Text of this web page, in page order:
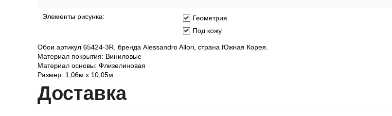
Элементы рисунка:
Геометрия
Под кожу
Обои артикул 65424-3R, бренда Alessandro Allori, страна Южная Корея.
Материал покрытия: Виниловые
Материал основы: Флизелиновая
Размер: 1,06м х 10,05м
Доставка